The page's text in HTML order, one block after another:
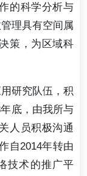
的科学分析与
理具有空间属
策，为区域科
研究队伍，积
底，由我所与
人员积极沟通
自2014年转由
技术的推广平